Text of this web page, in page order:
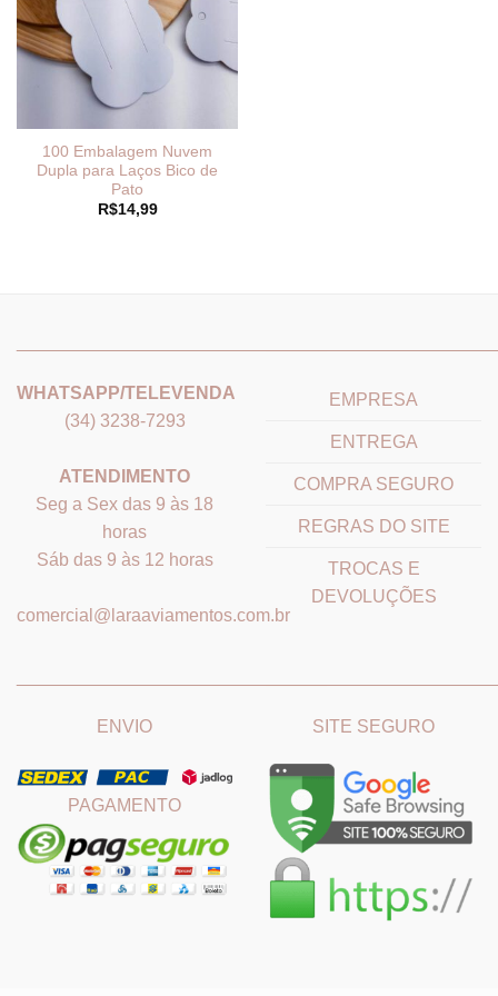
100 Embalagem Nuvem
Dupla para Laços Bico de
Pato
R$14,99
WHATSAPP/TELEVENDA
(34) 3238-7293
ATENDIMENTO
Seg a Sex das 9 às 18
horas
Sáb das 9 às 12 horas
comercial@laraaviamentos.com.br
EMPRESA
ENTREGA
COMPRA SEGURO
REGRAS DO SITE
TROCAS E
DEVOLUÇÕES
ENVIO
PAGAMENTO
SITE SEGURO